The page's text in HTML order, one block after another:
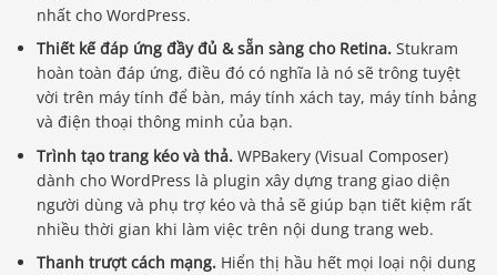
nhất cho WordPress.
Thiết kế đáp ứng đầy đủ & sẵn sàng cho Retina. Stukram
hoàn toàn đáp ứng, điều đó có nghĩa là nó sẽ trông tuyệt
vời trên máy tính để bàn, máy tính xách tay, máy tính bảng
và điện thoại thông minh của bạn.
Trình tạo trang kéo và thả. WPBakery (Visual Composer)
dành cho WordPress là plugin xây dựng trang giao diện
người dùng và phụ trợ kéo và thả sẽ giúp bạn tiết kiệm rất
nhiều thời gian khi làm việc trên nội dung trang web.
Thanh trượt cách mạng. Hiển thị hầu hết mọi loại nội dung